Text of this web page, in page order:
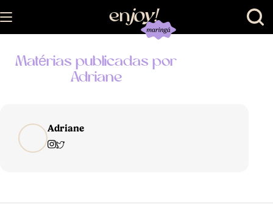
enjoy!
Matérias publicadas por
Adriane
Adriane